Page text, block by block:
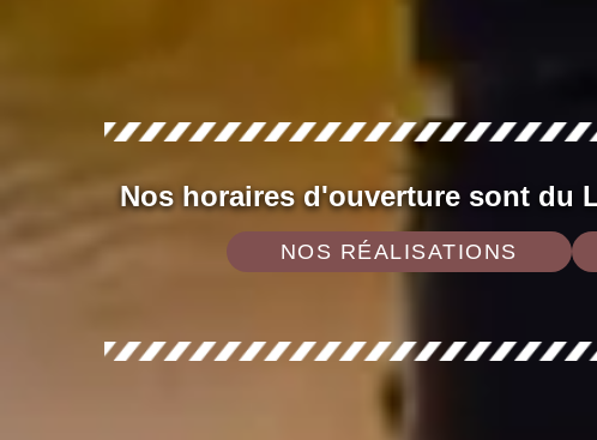
Nos horaires d'ouverture sont du
NOS RÉALISATIONS